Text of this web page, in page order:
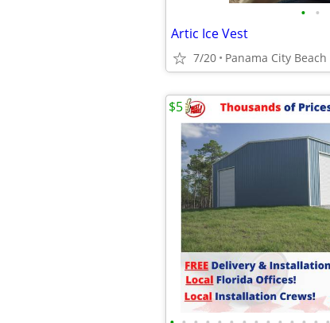
• •
Artic Ice Vest
7/20 Panama City Beach
$5